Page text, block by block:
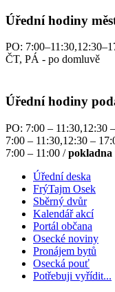
Úřední hodiny
PO:
ČT, PÁ - po domluvě
Úřední hodiny
PO: 7:00 – 11:30,12:30
7:00 – 11:30,12:30 –
7:00 – 11:00 /pokladna
Úřední deska
FrýTajm Osek
Sběrný dvůr
Kalendář akcí
Portál občana
Osecké noviny
Pronájem bytů
Osecká pouť
Potřebuji vyřídit...